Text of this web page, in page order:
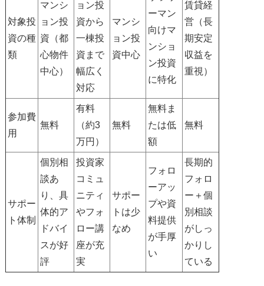
対象投
資の種
類
マンシ
ョン投
資（都
心物件
中心）
ョン投
資から
一棟投
資まで
幅広く
対応
マンシ
ョン投
資中心
ーマン
向けマ
ンショ
ン投資
に特化
賃貸経
営（長
期安定
収益を
重視）
参加費
用
無料
有料
（約3
万円）
無料
無料ま
たは低
額
無料
サポー
ト体制
個別相
談あ
り、具
体的ア
ドバイ
スが好
評
投資家
コミュ
ニティ
やフォ
ロー講
座が充
実
サポー
トは少
なめ
フォロ
ーアッ
プや資
料提供
が手厚
い
長期的
フォロ
ー＋個
別相談
がしっ
かりし
ている